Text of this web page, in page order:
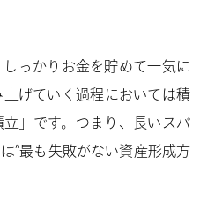
っかりお金を貯めて一気に
げていく過程においては積
」です。つまり、長いスパ
”最も失敗がない資産形成方